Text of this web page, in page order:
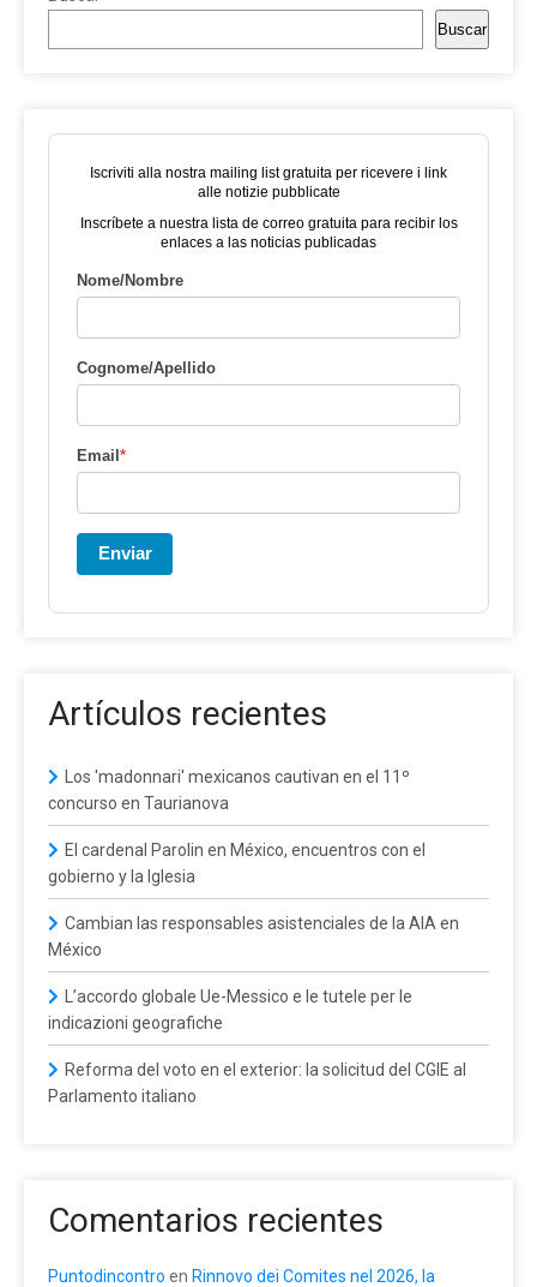
Buscar
Iscriviti alla nostra mailing list gratuita per ricevere i link
alle notizie pubblicate
Inscríbete a nuestra lista de correo gratuita para recibir los
enlaces a las noticias publicadas
Nome/Nombre
Cognome/Apellido
Email*
Enviar
Artículos recientes
Los 'madonnari' mexicanos cautivan en el 11º
concurso en Taurianova
El cardenal Parolin en México, encuentros con el
gobierno y la Iglesia
Cambian las responsables asistenciales de la AIA en
México
L’accordo globale Ue-Messico e le tutele per le
indicazioni geografiche
Reforma del voto en el exterior: la solicitud del CGIE al
Parlamento italiano
Comentarios recientes
Puntodincontro en Rinnovo dei Comites nel 2026, la